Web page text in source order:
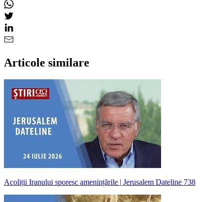
Articole similare
Acoliții Iranului sporesc amenințările | Jerusalem Dateline 738